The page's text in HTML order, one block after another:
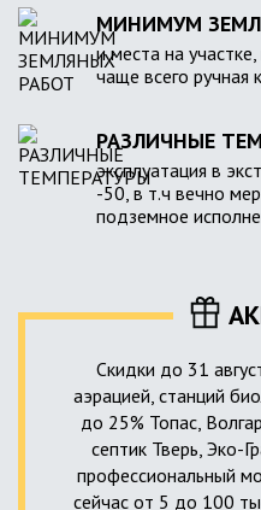
МИНИМУМ
и места на
чаще всего ручная
РАЗЛИЧНЫЕ
эксплуатация в
-50, в т.ч вечно
подземное
Скидки до 31
аэрацией, станций
до 25% Топас,
септик Тверь, Эко-
профессиональный
сейчас от 5 до 100